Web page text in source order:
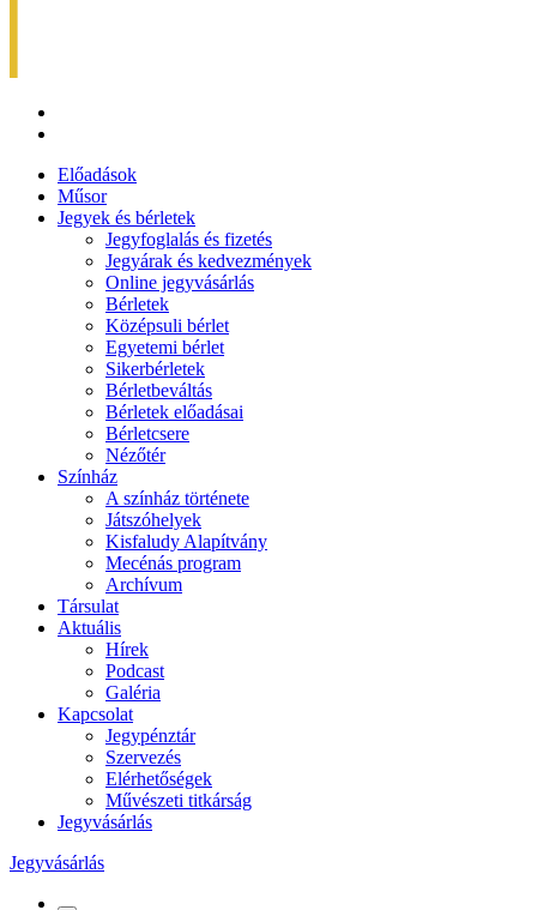
Előadások
Műsor
Jegyek és bérletek
Jegyfoglalás és fizetés
Jegyárak és kedvezmények
Online jegyvásárlás
Bérletek
Középsuli bérlet
Egyetemi bérlet
Sikerbérletek
Bérletbeváltás
Bérletek előadásai
Bérletcsere
Nézőtér
Színház
A színház története
Játszóhelyek
Kisfaludy Alapítvány
Mecénás program
Archívum
Társulat
Aktuális
Hírek
Podcast
Galéria
Kapcsolat
Jegypénztár
Szervezés
Elérhetőségek
Művészeti titkárság
Jegyvásárlás
Jegyvásárlás